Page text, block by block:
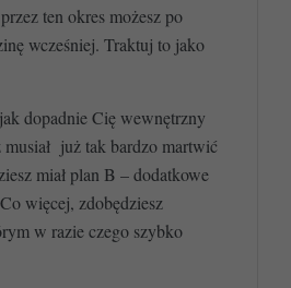
ten okres możesz po
wcześniej. Traktuj to jako
dopadnie Cię wewnętrzny
już tak bardzo martwić
miał plan B – dodatkowe
więcej, zdobędziesz
w razie czego szybko